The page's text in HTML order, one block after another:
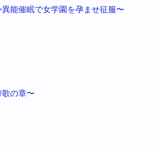
能催眠で女学園を孕ませ征服〜
の章〜